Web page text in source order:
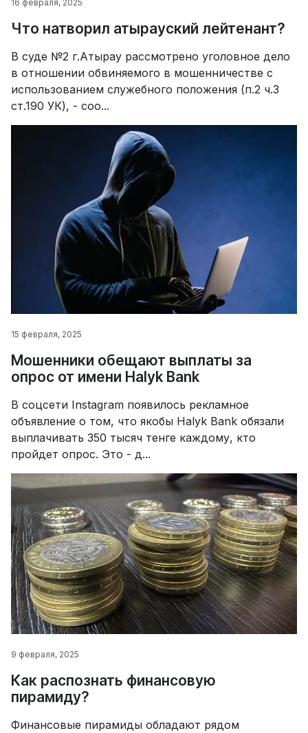
16 февраля, 2025
Что натворил атырауский лейтенант?
В суде №2 г.Атырау рассмотрено уголовное дело
в отношении обвиняемого в мошенничестве с
использованием служебного положения (п.2 ч.3
ст.190 УК), - соо...
15 февраля, 2025
Мошенники обещают выплаты за
опрос от имени Halyk Bank
В соцсети Instagram появилось рекламное
объявление о том, что якобы Halyk Bank обязали
выплачивать 350 тысяч тенге каждому, кто
пройдет опрос. Это - д...
9 февраля, 2025
Как распознать финансовую
пирамиду?
Финансовые пирамиды обладают рядом